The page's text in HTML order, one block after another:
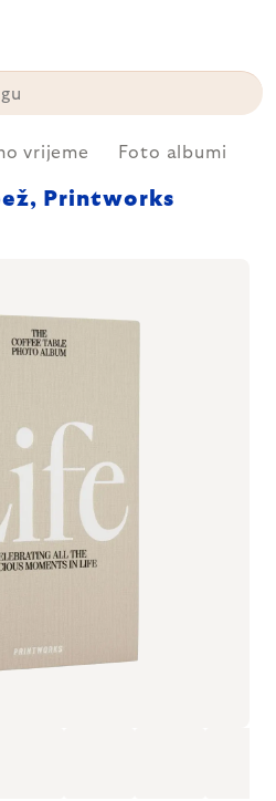
vrijeme Foto albumi
Printworks